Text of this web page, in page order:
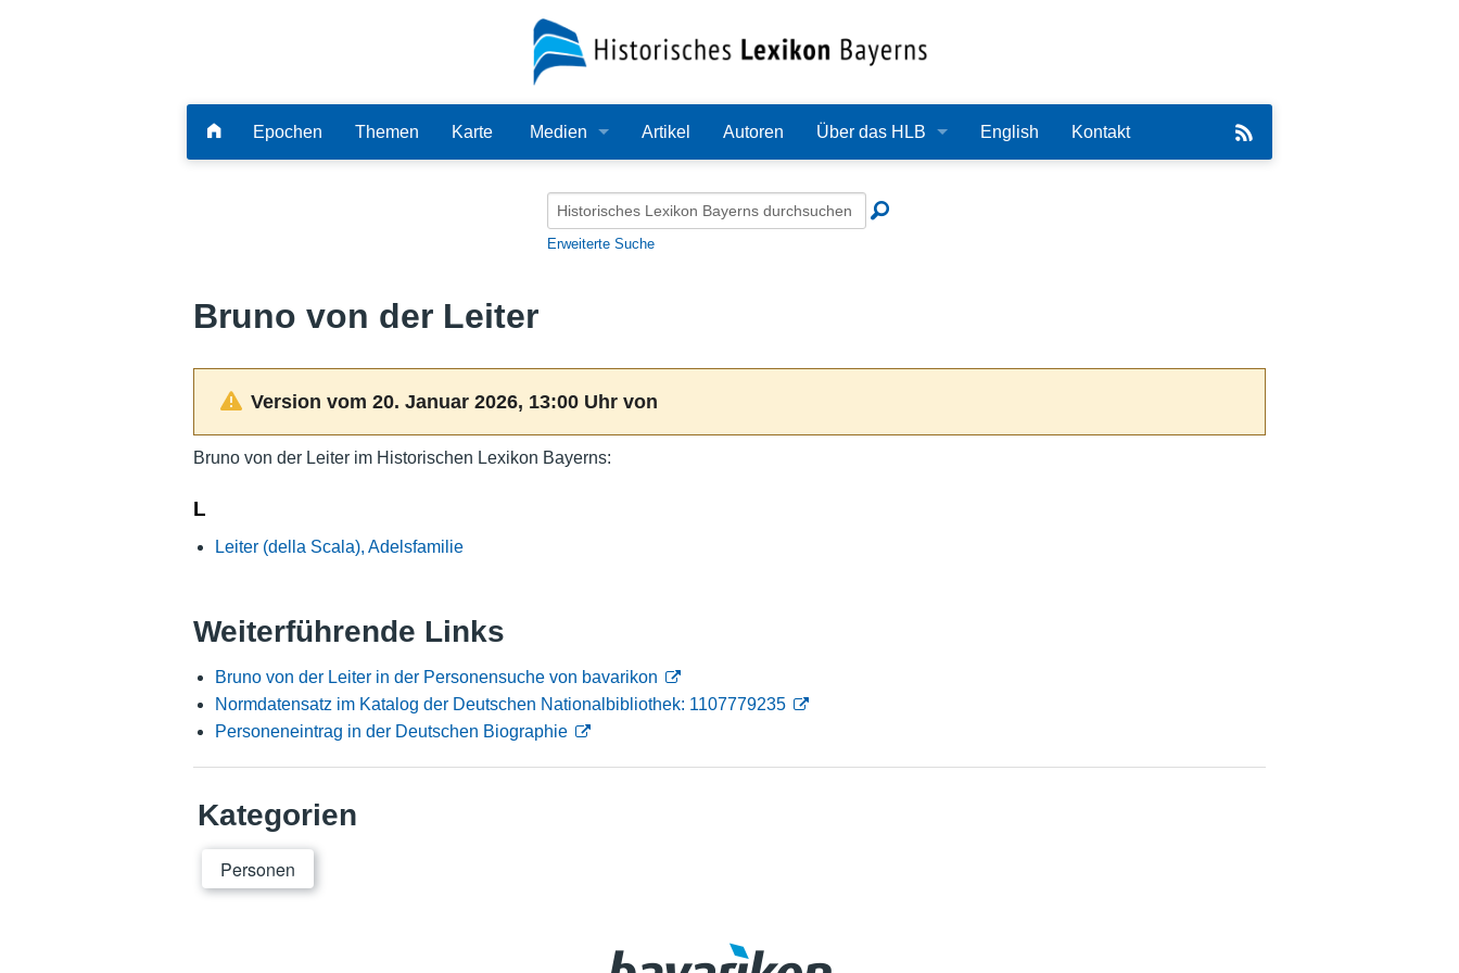
Epochen Themen Karte Medien
Audio
PDF
Artikel Autoren Über das HLB
Redaktion
English Kontakt
Erweiterte Suche
Bruno von der Leiter
Version vom 20. Januar 2026, 13:00 Uhr von
Bruno von der Leiter im Historischen Lexikon Bayerns:
L
Leiter (della Scala), Adelsfamilie
Weiterführende Links
Bruno von der Leiter in der Personensuche von bavarikon
Normdatensatz im Katalog der Deutschen Nationalbibliothek: 1107779235
Personeneintrag in der Deutschen Biographie
Kategorien
Personen